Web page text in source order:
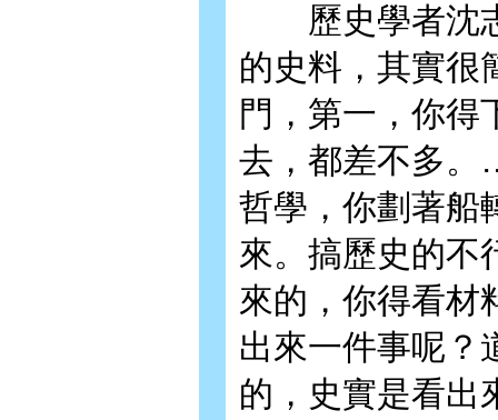
歷史學者沈志
的史料，其實很
門，第一，你得
去，都差不多
哲學，你劃著船
來。搞歷史的不
來的，你得看材
出來一件事呢？
的，史實是看出